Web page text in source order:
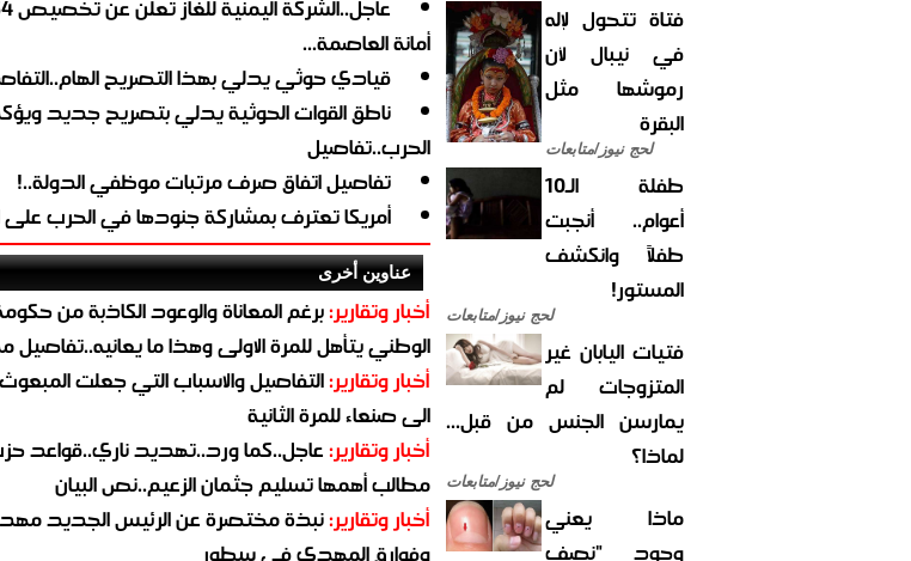
فتاة تتحول لإله
في نيبال لأن
رموشها مثل
البقرة
لحج نيوز/متابعات
طفلة الـ10
أعوام.. أنجبت
طفلاً وانكشف
المستور!
لحج نيوز/متابعات
فتيات اليابان غير
المتزوجات لم
يمارسن الجنس من قبل...
لماذا؟
لحج نيوز/متابعات
ماذا يعني
وجود "نصف
أمانة العاصمة...
قيادي حوثي يدلي بهذا التصريح
ناطق القوات الحوثية يدلي بتصريح جديد
الحرب..تفاصيل
تفاصيل اتفاق صرف مرتبات موظفي الدولة..!
أمريكا تعترف بمشاركة جنودها في الحرب على
عناوين أخرى
أخبار وتقارير:برغم المعاناة والوعود الكاذبة من
الوطني يتأهل للمرة الاولى وهذا ما يعانيه..تفاصيل
أخبار وتقارير:التفاصيل والاسباب التي جعلت
الى صنعاء للمرة الثانية
أخبار وتقارير:عاجل..كما ورد..تهديد ناري..قواعد
مطالب أهمها تسليم جثمان الزعيم..نص البيان
أخبار وتقارير:نبذة مختصرة عن الرئيس الجديد
وفوارق المهدي في سطور